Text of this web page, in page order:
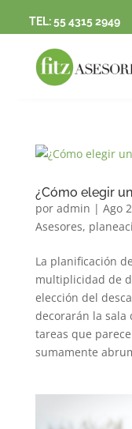
TEL:55 4315 2949
¿Cómo elegir
por admin | Ago
Asesores,
La planificación
multiplicidad de
elección del
decorarán la sala
tareas que
sumamente